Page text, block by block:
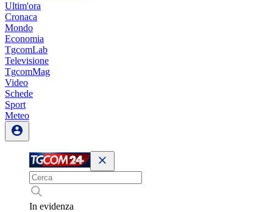
Ultim'ora
Cronaca
Mondo
Economia
TgcomLab
Televisione
TgcomMag
Video
Schede
Sport
Meteo
In evidenza